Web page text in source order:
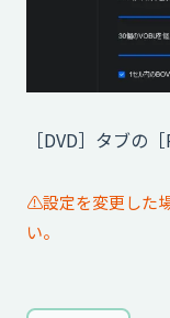
［DVD］タブの
⚠️設定を変更した
い。